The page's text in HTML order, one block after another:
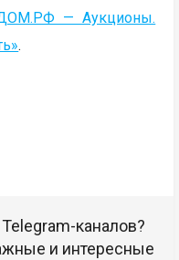
— Аукционы.
.
каналов?
и интересные